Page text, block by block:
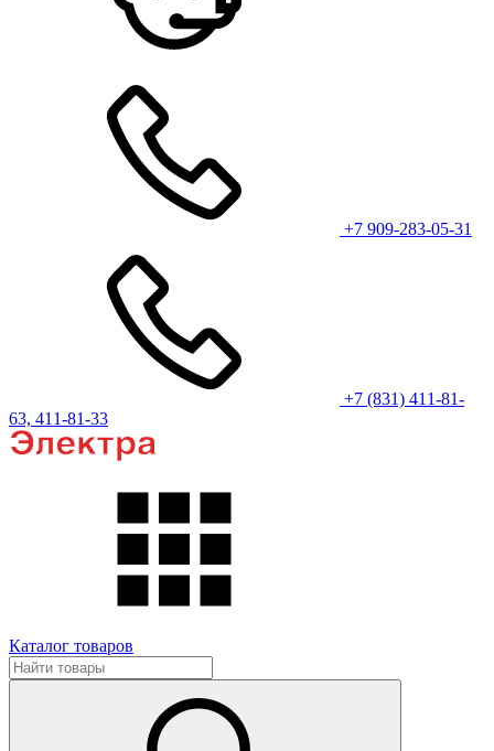
+7 909-283-05-31
+7 (831) 411-81-
63, 411-81-33
Каталог товаров